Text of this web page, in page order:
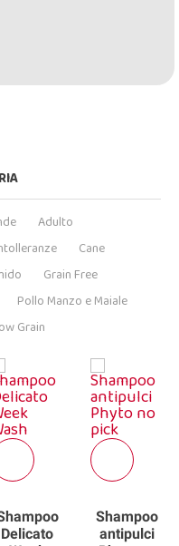
Adulto
Cane
Grain Free
Pollo Manzo e Maiale
Grain
Delicato
Shampoo
antipulci